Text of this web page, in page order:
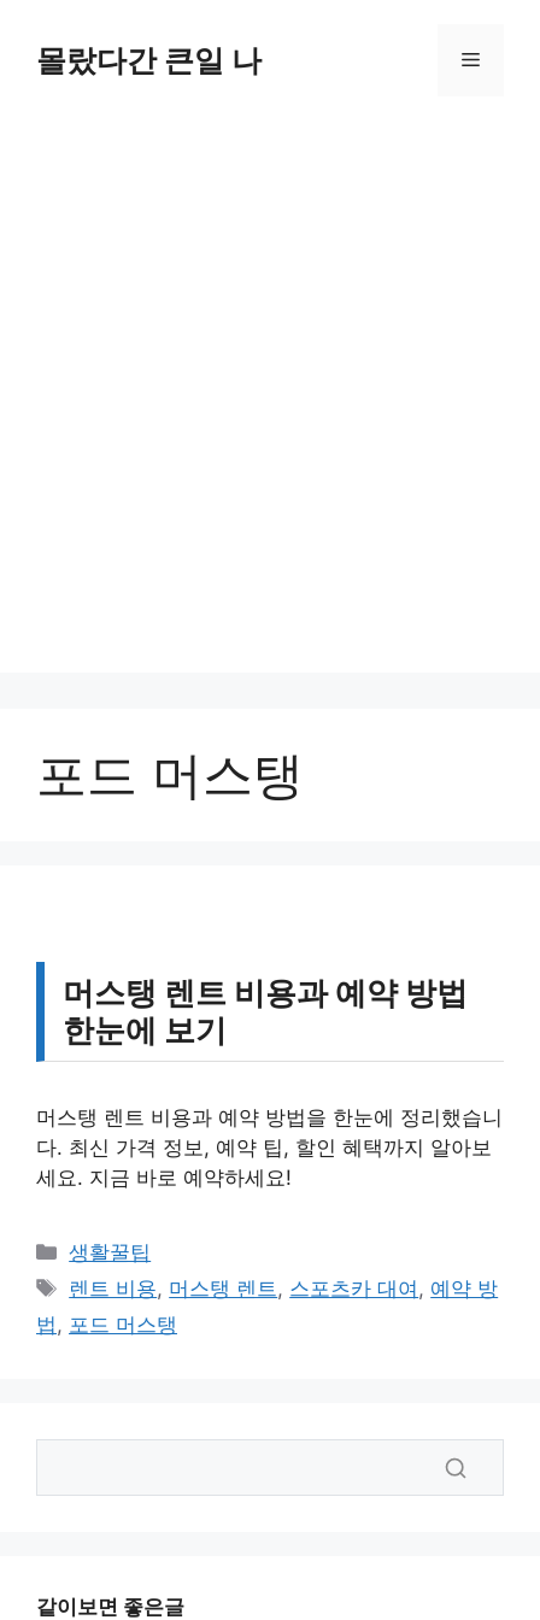
몰랐다간 큰일 나 메
포드 머스탱
머스탱 렌트 비용과 예약 방법
한눈에 보기
머스탱 렌트 비용과 예약 방법을 한눈에 정리했습니
다. 최신 가격 정보, 예약 팁, 할인 혜택까지 알아보
세요. 지금 바로 예약하세요!
카
테
리
생활꿀팁
태
그
렌트 비용, 머스탱 렌트, 스포츠카 대여 , 예약 방
법, 포드 머스탱
같이보면 좋은글